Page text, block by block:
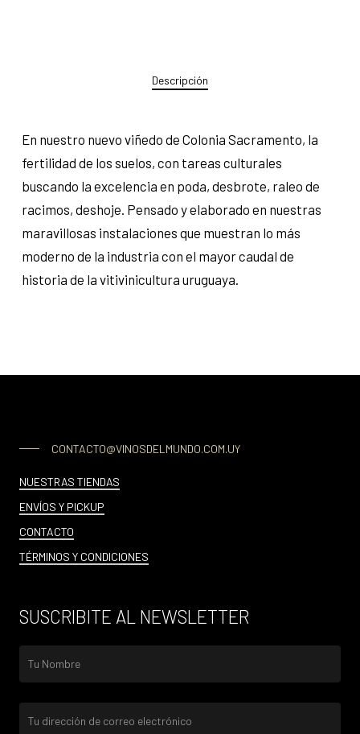
Descripción
En nuestro nuevo viñedo de Colonia Sacramento, la
fertilidad de los suelos, con tareas culturales
buscando la excelencia en poda, desbrote, raleo de
racimos, deshoje. Pensado y elaborado en nuestras
maravillosas instalaciones que muestran lo más
moderno de la industria con el mayor caudal de
historia de la vitivinicultura uruguaya.
CONTACTO@VINOSDELMUNDO.COM.UY
NUESTRAS TIENDAS
ENVÍOS Y PICKUP
CONTACTO
TÉRMINOS Y CONDICIONES
SUSCRIBITE AL NEWSLETTER